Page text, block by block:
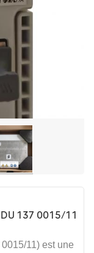
137 0015/11
11) est une